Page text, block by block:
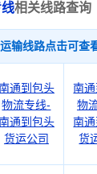
相关线路查询
输线路点击可查
通到包头
物流专线-
通到包头
货运公司
南
物
南
货